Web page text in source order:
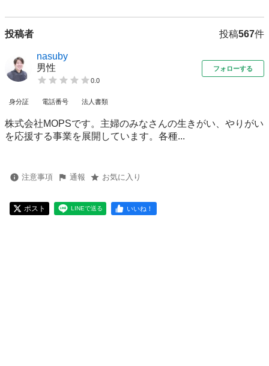
投稿者 投稿567件
nasuby
男性
0.0
フォローする
身分証 電話番号 法人書類
株式会社MOPSです。主婦のみなさんの生きがい、やりがい
を応援する事業を展開しています。各種...
注意事項 通報 お気に入り
ポスト LINEで送る いいね！